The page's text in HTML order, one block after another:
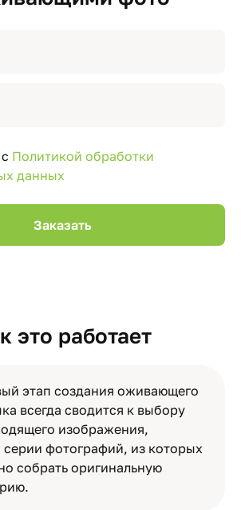
Политикой обработки
данных
это работает
этап создания оживающего
всегда сводится к выбору
изображения,
серии фотографий, из которых
собрать оригинальную